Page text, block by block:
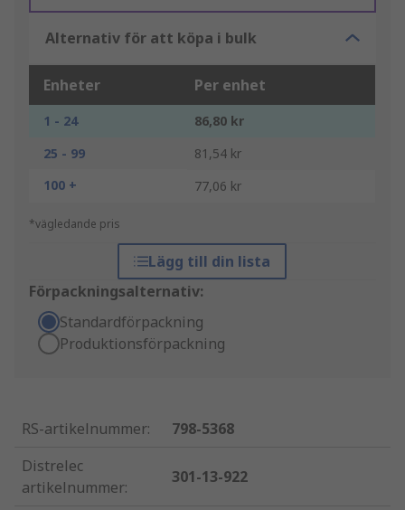
Alternativ för att köpa i bulk
Enheter Per enhet
1 - 24
86,80 kr
25 - 99
81,54 kr
100 +
77,06 kr
*vägledande pris
Lägg till din lista
Förpackningsalternativ:
Standardförpackning
Produktionsförpackning
RS-artikelnummer:
798-5368
Distrelec
artikelnummer:
301-13-922